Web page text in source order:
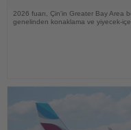
2026 fuarı, Çin'in Greater Bay Area
genelinden konaklama ve yiyecek-